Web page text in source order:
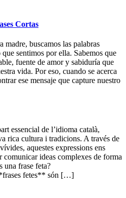
Cortas
madre, buscamos las palabras
sentimos por ella. Sabemos que
fuente de amor y sabiduría que
vida. Por eso, cuando se acerca
ese mensaje que capture nuestro
essencial de l’idioma català,
rica cultura i tradicions. A través de
aquestes expressions ens
ideas complexes de forma
una frase feta?
fetes** són […]